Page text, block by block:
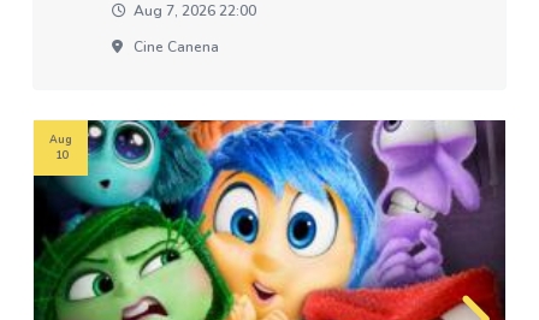
Aug 7, 2026 22:00
Cine Canena
Aug
10